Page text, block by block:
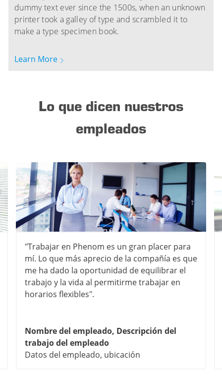
dummy text ever since the 1500s, when an unknown
printer took a galley of type and scrambled it to
make a type specimen book.
Learn More
Lo que dicen nuestros
empleados
"Trabajar en Phenom es un gran placer para
mí. Lo que más aprecio de la compañía es que
me ha dado la oportunidad de equilibrar el
trabajo y la vida al permitirme trabajar en
horarios flexibles".
Nombre del empleado, Descripción del
trabajo del empleado
Datos del empleado, ubicación